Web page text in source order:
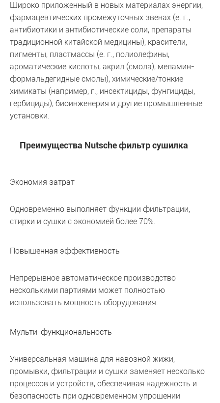
Широко приложенный в новых материалах энергии,
фармацевтических промежуточных звенах (е. г.,
антибиотики и антибиотические соли, препараты
традиционной китайской медицины), красители,
пигменты, пластмассы (e. г., полиолефины,
ароматические кислоты, акрил (смола), меламин-
формальдегидные смолы), химические/тонкие
химикаты (например, г., инсектициды, фунгициды,
гербициды), биоинженерия и другие промышленные
установки.
Преимущества Nutsche фильтр сушилка
Экономия затрат
Одновременно выполняет функции фильтрации,
стирки и сушки с экономией более 70%.
Повышенная эффективность
Непрерывное автоматическое производство
несколькими партиями может полностью
использовать мощность оборудования.
Мульти-функциональность
Универсальная машина для навозной жижи,
промывки, фильтрации и сушки заменяет несколько
процессов и устройств, обеспечивая надежность и
безопасность при одновременном упрощении